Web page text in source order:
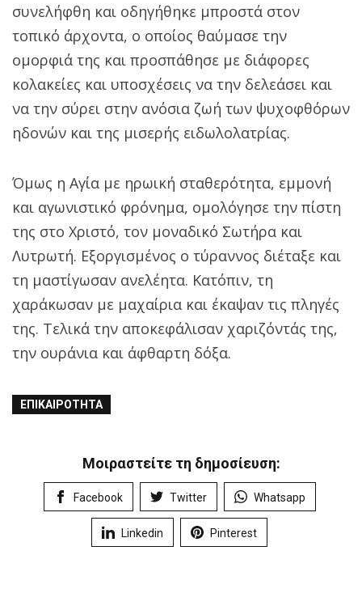
συνελήφθη και οδηγήθηκε μπροστά στον
τοπικό άρχοντα, ο οποίος θαύμασε την
ομορφιά της και προσπάθησε με διάφορες
κολακείες και υποσχέσεις να την δελεάσει και
να την σύρει στην ανόσια ζωή των ψυχοφθόρων
ηδονών και της μισερής ειδωλολατρίας.
Όμως η Αγία με ηρωική σταθερότητα, εμμονή
και αγωνιστικό φρόνημα, ομολόγησε την πίστη
της στο Χριστό, τον μοναδικό Σωτήρα και
Λυτρωτή. Εξοργισμένος ο τύραννος διέταξε και
τη μαστίγωσαν ανελέητα. Κατόπιν, τη
χαράκωσαν με μαχαίρια και έκαψαν τις πληγές
της. Τελικά την αποκεφάλισαν χαριζόντάς της,
την ουράνια και άφθαρτη δόξα.
ΕΠΙΚΑΙΡΌΤΗΤΑ
Μοιραστείτε τη δημοσίευση:
Facebook Twitter Whatsapp
Linkedin Pinterest